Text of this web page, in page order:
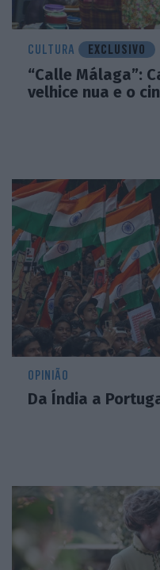
CULTURA EXCLUSIVO
“Calle Málaga”:
velhice nua e o
OPINIÃO
Da Índia a